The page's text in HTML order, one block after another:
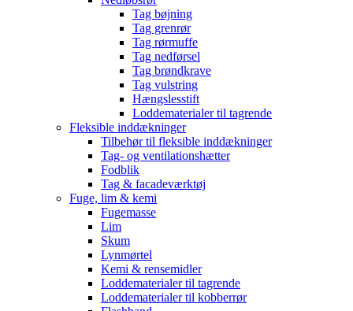
Tag bøjning
Tag grenrør
Tag rørmuffe
Tag nedførsel
Tag brøndkrave
Tag vulstring
Hængslesstift
Loddematerialer til tagrende
Fleksible inddækninger
Tilbehør til fleksible inddækninger
Tag- og ventilationshætter
Fodblik
Tag & facadeværktøj
Fuge, lim & kemi
Fugemasse
Lim
Skum
Lynmørtel
Kemi & rensemidler
Loddematerialer til tagrende
Loddematerialer til kobberrør